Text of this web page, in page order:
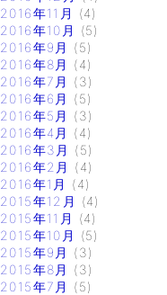
2016年11月
(4)
2016年10月
(5)
2016年9月
(5)
2016年8月
(4)
2016年7月
(3)
2016年6月
(5)
2016年5月
(3)
2016年4月
(4)
2016年3月
(5)
2016年2月
(4)
2016年1月
(4)
2015年12月
(4)
2015年11月
(4)
2015年10月
(5)
2015年9月
(3)
2015年8月
(3)
2015年7月
(5)